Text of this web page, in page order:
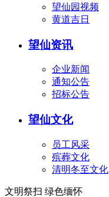
望仙园视频
黄道吉日
望仙资讯
企业新闻
通知公告
招标公告
望仙文化
员工风采
殡葬文化
清明冬至文化
文明祭扫 绿色缅怀